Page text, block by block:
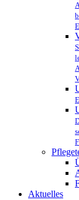
Aktuelles